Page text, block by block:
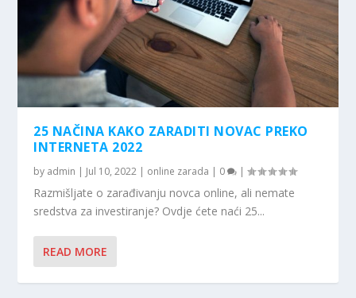
25 NAČINA KAKO ZARADITI NOVAC PREKO
INTERNETA 2022
by admin | Jul 10, 2022 | online zarada | 0 |
Razmišljate o zarađivanju novca online, ali nemate
sredstva za investiranje? Ovdje ćete naći 25...
READ MORE